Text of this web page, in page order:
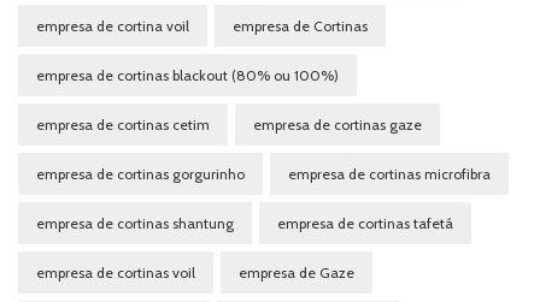
empresa de cortina voil empresa de Cortinas
empresa de cortinas blackout (80% ou 100%)
empresa de cortinas cetim empresa de cortinas gaze
empresa de cortinas gorgurinho empresa de cortinas microfibra
empresa de cortinas shantung empresa de cortinas tafetá
empresa de cortinas voil empresa de Gaze